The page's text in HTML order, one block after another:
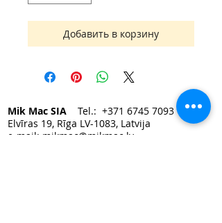
Добавить в корзину
Mik Mac SIA Tel.: +371 6745 7093
Elvīras 19, Rīga LV-1083, Latvija
e-mail: mikmac@mikmac.lv